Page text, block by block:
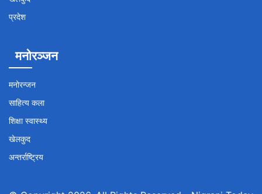
प्रदेश
मनोरञ्जन
मनोरन्जन
साहित्य कला
शिक्षा स्वास्थ्य
खेलकुद
अन्तर्राष्ट्रिय